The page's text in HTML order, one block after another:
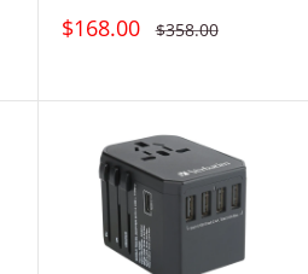
特
$168.00 原
$358.00